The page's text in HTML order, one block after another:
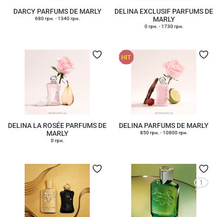
DARCY PARFUMS DE MARLY
680 грн. -1340 грн.
DELINA EXCLUSIF PARFUMS DE
MARLY
0 грн. -1730 грн.
DELINA LA ROSÉE PARFUMS DE
MARLY
0 грн.
DELINA PARFUMS DE MARLY
850 грн. -10800 грн.
1